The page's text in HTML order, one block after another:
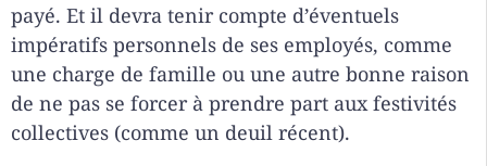
payé. Et il devra tenir compte d’éventuels
impératifs personnels de ses employés, comme
une charge de famille ou une autre bonne raison
de ne pas se forcer à prendre part aux festivités
collectives (comme un deuil récent).